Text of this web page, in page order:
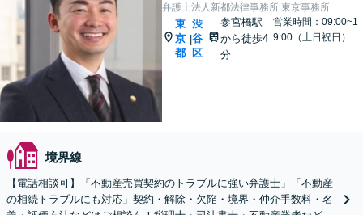
弁護士法人新都法律事務所 東京事務所
東
京
都
|
渋
谷
区
参宮橋駅
から徒歩4
分
営業時間：09:00~1
9:00（土日祝日）
境界線
【電話相談可】「不動産売買契約のトラブルに強い弁護士」「不動産
の相続トラブルにも対応」契約・解除・欠陥・境界・仲介手数料・名